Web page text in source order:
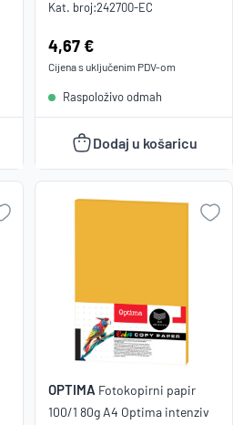
Kat. broj:242700-EC
Cijena:
4,67 €
Cijena s uključenim PDV-om
Raspoloživo odmah
Dodaj u košaricu
OPTIMA Fotokopirni papir
100/1 80g A4 Optima intenziv